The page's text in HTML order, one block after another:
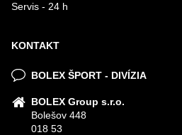
Servis - 24 h
KONTAKT
BOLEX ŠPORT - DIVÍZIA
BOLEX Group s.r.o.
Bolešov 448
018 53